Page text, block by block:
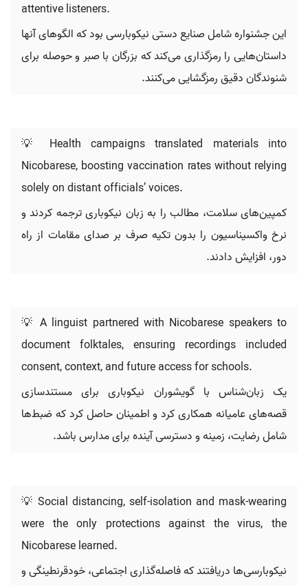
attentive listeners.
این جشنواره شامل صنایع دستی نیکوبارسی بود که الگوهای آنها
داستان‌هایی را رمزگذاری می‌کند که بزرگان با صبر و حوصله برای
شنوندگان دقیق رمزگشایی می‌کنند.
💡 Health campaigns translated materials into
Nicobarese, boosting vaccination rates without relying
solely on distant officials’ voices.
کمپین‌های سلامت، مطالب را به زبان نیکوباری ترجمه کردند و
نرخ واکسیناسیون را بدون تکیه صرف بر صدای مقامات از راه
دور، افزایش دادند.
💡 A linguist partnered with Nicobarese speakers to
document folktales, ensuring recordings included
consent, context, and future access for schools.
یک زبان‌شناس با گویشوران نیکوباری برای مستندسازی
قصه‌های عامیانه همکاری کرد و اطمینان حاصل کرد که ضبط‌ها
شامل رضایت، زمینه و دسترسی آینده برای مدارس باشد.
💡 Social distancing, self-isolation and mask-wearing
were the only protections against the virus, the
Nicobarese learned.
نیکوبارسی‌ها دریافتند که فاصله‌گذاری اجتماعی، خودقرنطینگی و